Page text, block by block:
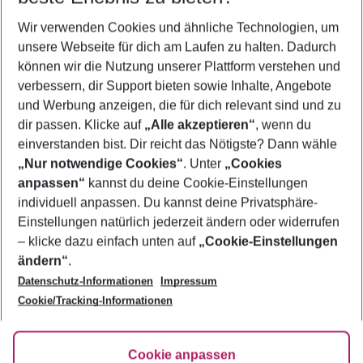
2 Erwachsene Keine Kinder
Mehr Filter anzeigen
Footer
Footer navigation
Über uns
AGB
Bestpreisgarantie
Cookie-Einstellungen ändern
Cookie-Richtlinie
Agenturbetreuung
Barrierefreies Reisen
FAQ
HanseMerkur Reiseversicherung
Folge uns
Wir verwenden Cookies und ähnliche Technologien, um
unsere Webseite für dich am Laufen zu halten. Dadurch
können wir die Nutzung unserer Plattform verstehen und
verbessern, dir Support bieten sowie Inhalte, Angebote
und Werbung anzeigen, die für dich relevant sind und zu
dir passen. Klicke auf „Alle akzeptieren“, wenn du
einverstanden bist. Dir reicht das Nötigste? Dann wähle
„Nur notwendige Cookies“. Unter „Cookies
anpassen“ kannst du deine Cookie-Einstellungen
individuell anpassen. Du kannst deine Privatsphäre-
Einstellungen natürlich jederzeit ändern oder widerrufen
– klicke dazu einfach unten auf „Cookie-Einstellungen
ändern“.
Datenschutz-Informationen
Impressum
Cookie/Tracking-Informationen
Cookie anpassen